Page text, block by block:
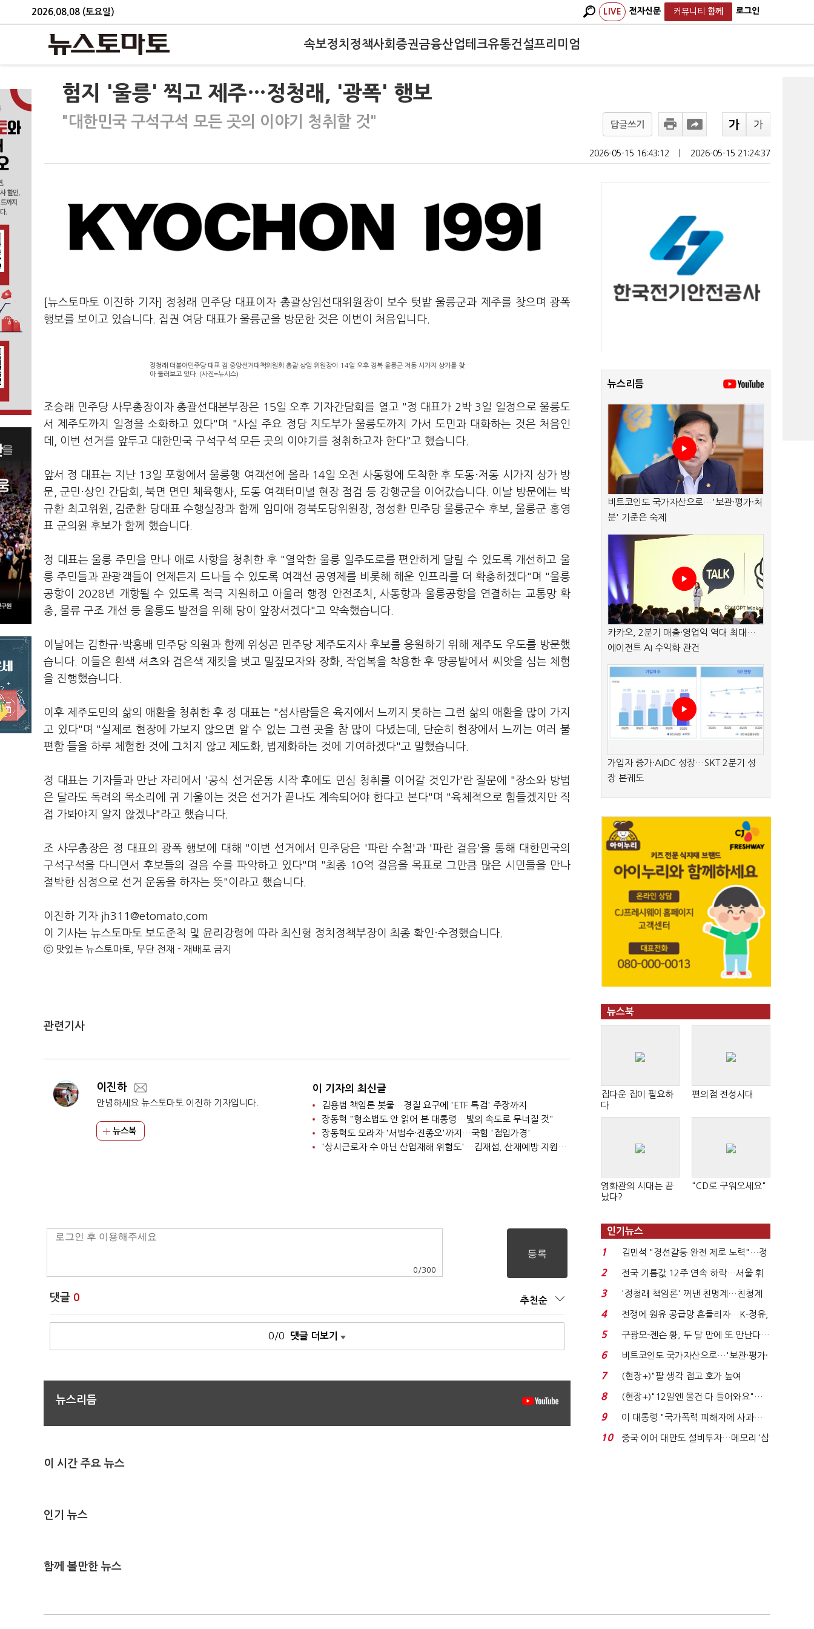
2026.08.08 (토요일) LIVE 전자신문 커뮤니티 함께 로그인
속보정치 정책사회 증권금융산업테크유통건설프리미엄
험지 '울릉' 찍고 제주…정청래, '광폭' 행보
"대한민국 구석구석 모든 곳의 이야기 청취할 것" 답글쓰기
2026-05-15 16:43:12 2026-05-15 21:24:37
[뉴스토마토 이진하 기자] 정청래 민주당 대표이자 총괄상임선대위원장이 보수 텃밭 울릉군과 제주를 찾으며 광폭
행보를 보이고 있습니다. 집권 여당 대표가 울릉군을 방문한 것은 이번이 처음입니다.
정청래 더불어민주당 대표 겸 중앙선거대책위원회 총괄 상임 위원장이 14일 오후 경북 울릉군 저동 시가지 상가를 찾
아 둘러보고 있다. (사진=뉴시스)
조승래 민주당 사무총장이자 총괄선대본부장은 15일 오후 기자간담회를 열고 "정 대표가 2박 3일 일정으로 울릉도
서 제주도까지 일정을 소화하고 있다"며 "사실 주요 정당 지도부가 울릉도까지 가서 도민과 대화하는 것은 처음인
데, 이번 선거를 앞두고 대한민국 구석구석 모든 곳의 이야기를 청취하고자 한다"고 했습니다.
앞서 정 대표는 지난 13일 포항에서 울릉행 여객선에 올라 14일 오전 사동항에 도착한 후 도동·저동 시가지 상가 방
문, 군민·상인 간담회, 북면 면민 체육행사, 도동 여객터미널 현장 점검 등 강행군을 이어갔습니다. 이날 방문에는 박
규환 최고위원, 김준환 당대표 수행실장과 함께 임미애 경북도당위원장, 정성환 민주당 울릉군수 후보, 울릉군 홍영
표 군의원 후보가 함께 했습니다.
정 대표는 울릉 주민을 만나 애로 사항을 청취한 후 "열악한 울릉 일주도로를 편안하게 달릴 수 있도록 개선하고 울
릉 주민들과 관광객들이 언제든지 드나들 수 있도록 여객선 공영제를 비롯해 해운 인프라를 더 확충하겠다"며 "울릉
공항이 2028년 개항될 수 있도록 적극 지원하고 아울러 행정 안전조치, 사동항과 울릉공항을 연결하는 교통망 확
충, 물류 구조 개선 등 울릉도 발전을 위해 당이 앞장서겠다"고 약속했습니다.
이날에는 김한규·박홍배 민주당 의원과 함께 위성곤 민주당 제주도지사 후보를 응원하기 위해 제주도 우도를 방문했
습니다. 이들은 흰색 셔츠와 검은색 재킷을 벗고 밀짚모자와 장화, 작업복을 착용한 후 땅콩밭에서 씨앗을 심는 체험
을 진행했습니다.
이후 제주도민의 삶의 애환을 청취한 후 정 대표는 "섬사람들은 육지에서 느끼지 못하는 그런 삶의 애환을 많이 가지
고 있다"며 "실제로 현장에 가보지 않으면 알 수 없는 그런 곳을 참 많이 다녔는데, 단순히 현장에서 느끼는 여러 불
편함 들을 하루 체험한 것에 그치지 않고 제도화, 법제화하는 것에 기여하겠다"고 말했습니다.
정 대표는 기자들과 만난 자리에서 '공식 선거운동 시작 후에도 민심 청취를 이어갈 것인가'란 질문에 "장소와 방법
은 달라도 독려의 목소리에 귀 기울이는 것은 선거가 끝나도 계속되어야 한다고 본다"며 "육체적으로 힘들겠지만 직
접 가봐야지 알지 않겠나"라고 했습니다.
조 사무총장은 정 대표의 광폭 행보에 대해 "이번 선거에서 민주당은 '파란 수첩'과 '파란 걸음'을 통해 대한민국의
구석구석을 다니면서 후보들의 걸음 수를 파악하고 있다"며 "최종 10억 걸음을 목표로 그만큼 많은 시민들을 만나
절박한 심정으로 선거 운동을 하자는 뜻"이라고 했습니다.
이진하 기자 jh311@etomato.com
이 기사는 뉴스토마토 보도준칙 및 윤리강령에 따라 최신형 정치정책부장이 최종 확인·수정했습니다.
ⓒ 맛있는 뉴스토마토, 무단 전재 - 재배포 금지
관련기사
이진하
안녕하세요 뉴스토마토 이진하 기자입니다.
뉴스북
이 기자의 최신글
김용범 책임론 봇물…경질 요구에 'ETF 특검' 주장까지
장동혁 "형소법도 안 읽어 본 대통령…빛의 속도로 무너질 것"
장동혁도 모라자 '서범수·진종오'까지…국힘 '점입가경'
'상시근로자 수 아닌 산업재해 위험도'…김재섭, 산재예방 지원기준 손질
0 /300
댓글 0 추천순
0/0 댓글 더보기
뉴스리듬
이 시간 주요 뉴스
인기 뉴스
함께 볼만한 뉴스
뉴스리듬
비트코인도 국가자산으로…'보관·평가·처
분' 기준은 숙제
카카오, 2분기 매출·영업익 역대 최대…
에이전트 AI 수익화 관건
가입자 증가·AIDC 성장…SKT 2분기 성
장 본궤도
뉴스북
집다운 집이 필요하
다
편의점 전성시대
영화관의 시대는 끝
났다?
"CD로 구워오세요"
인기뉴스
1
김민석 "경선갈등 완전 제로 노력"…정
청래 "반명 공세 사...
2
전국 기름값 12주 연속 하락…서울 휘
발윳값 1909원...
3
'정청래 책임론' 꺼낸 친명계…친청계
는 추가투표 때리기...
4
전쟁에 원유 공급망 흔들리자…K-정유,
에너지안보 핵심...
5
구광모-젠슨 황, 두 달 만에 또 만난다…
로봇·AI 등 논...
6
비트코인도 국가자산으로…'보관·평가·
처분' 기준은 ...
7
(현장+)"팔 생각 접고 호가 높여
요"…'덜 똘똘한 한 채' 20...
8
(현장+)"12일엔 물건 다 들어와요"…
빈 매대 채우며 문 연 ...
9
이 대통령 "국가폭력 피해자에 사과…
적극적 조사로 진...
10
중국 이어 대만도 설비투자…메모리 ‘삼